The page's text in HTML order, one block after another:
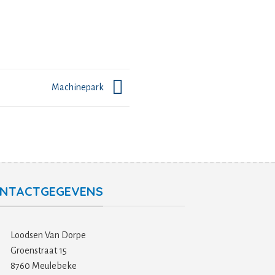
Machinepark
Loodsen Van Dorpe
Groenstraat 15
8760 Meulebeke